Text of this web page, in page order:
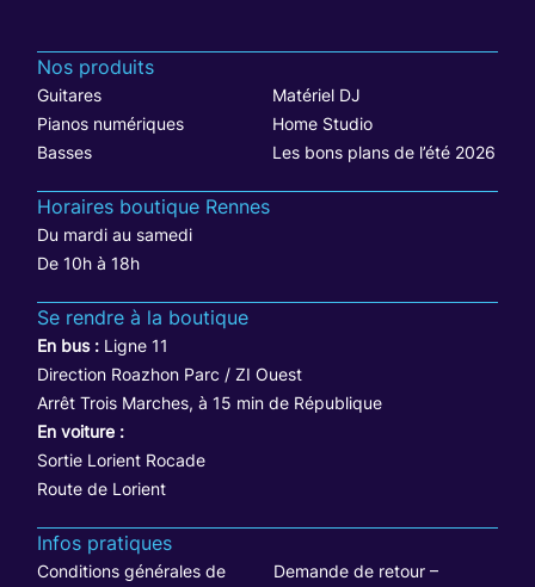
Nos produits
Guitares
Matériel DJ
Pianos numériques
Home Studio
Basses
Les bons plans de l’été 2026
Horaires boutique Rennes
Du mardi au samedi
De 10h à 18h
Se rendre à la boutique
En bus : Ligne 11
Direction Roazhon Parc / ZI Ouest
Arrêt Trois Marches, à 15 min de République
En voiture :
Sortie Lorient Rocade
Route de Lorient
Infos pratiques
Conditions générales de Demande de retour –